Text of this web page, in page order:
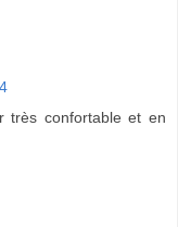
très confortable et en